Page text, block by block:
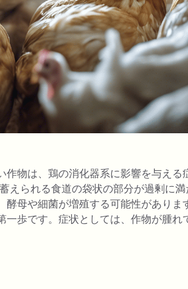
物は、鶏の消化器系に影響を与える
えられる食道の袋状の部分が過剰に
母や細菌が増殖する可能性がありま
歩です。症状としては、作物が腫れ